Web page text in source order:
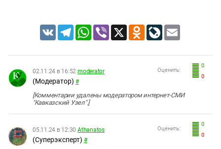
VK TelegramWhatsApp
Viber X Odnoklassniki
LiveJournal
Email
0
0
Оценить:
02.11.24 в 16:52 moderator
(Модератор) #
[Комментарии удалены модератором интернет-СМИ
"Кавказский Узел".]
0
0
Оценить:
05.11.24 в 12:30 Athanatos
(Суперэксперт) #